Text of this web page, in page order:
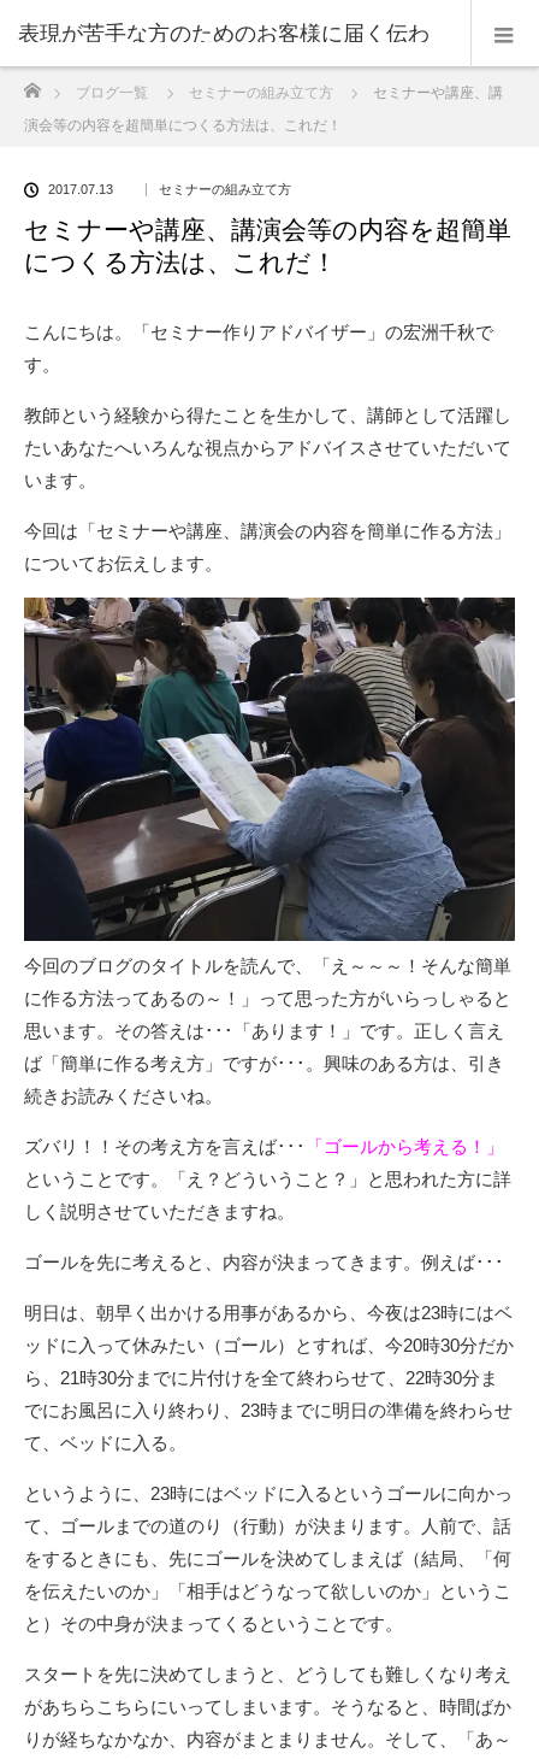
表現が苦手な方のためのお客様に届く伝わ
る表現のコツ
ブログ一覧 セミナーの組み立て方
セミナーや講座、講
演会等の内容を超簡単につくる方法は、これだ！
2017.07.13 セミナーの組み立て方
セミナーや講座、講演会等の内容を超簡単
につくる方法は、これだ！
こんにちは。「セミナー作りアドバイザー」の宏洲千秋で
す。
教師という経験から得たことを生かして、講師として活躍し
たいあなたへいろんな視点からアドバイスさせていただいて
います。
今回は「セミナーや講座、講演会の内容を簡単に作る方法」
についてお伝えします。
今回のブログのタイトルを読んで、「え～～～！そんな簡単
に作る方法ってあるの～！」って思った方がいらっしゃると
思います。その答えは･･･「あります！」です。正しく言え
ば「簡単に作る考え方」ですが･･･。興味のある方は、引き
続きお読みくださいね。
ズバリ！！その考え方を言えば･･･
「ゴールから考える！」
ということです。「え？どういうこと？」と思われた方に詳
しく説明させていただきますね。
ゴールを先に考えると、内容が決まってきます。例えば･･･
明日は、朝早く出かける用事があるから、今夜は23時にはベ
ッドに入って休みたい（ゴール）とすれば、今20時30分だか
ら、21時30分までに片付けを全て終わらせて、22時30分ま
でにお風呂に入り終わり、23時までに明日の準備を終わらせ
て、ベッドに入る。
というように、23時にはベッドに入るというゴールに向かっ
て、ゴールまでの道のり（行動）が決まります。人前で、話
をするときにも、先にゴールを決めてしまえば（結局、「何
を伝えたいのか」「相手はどうなって欲しいのか」というこ
と）その中身が決まってくるということです。
スタートを先に決めてしまうと、どうしても難しくなり考え
があちらこちらにいってしまいます。そうなると、時間ばか
りが経ちなかなか、内容がまとまりません。そして、「あ～